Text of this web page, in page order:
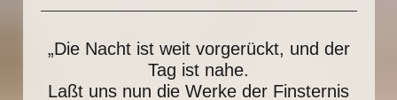
„Die Nacht ist weit vorgerückt, und der
Tag ist nahe.
Laßt uns nun die Werke der Finsternis